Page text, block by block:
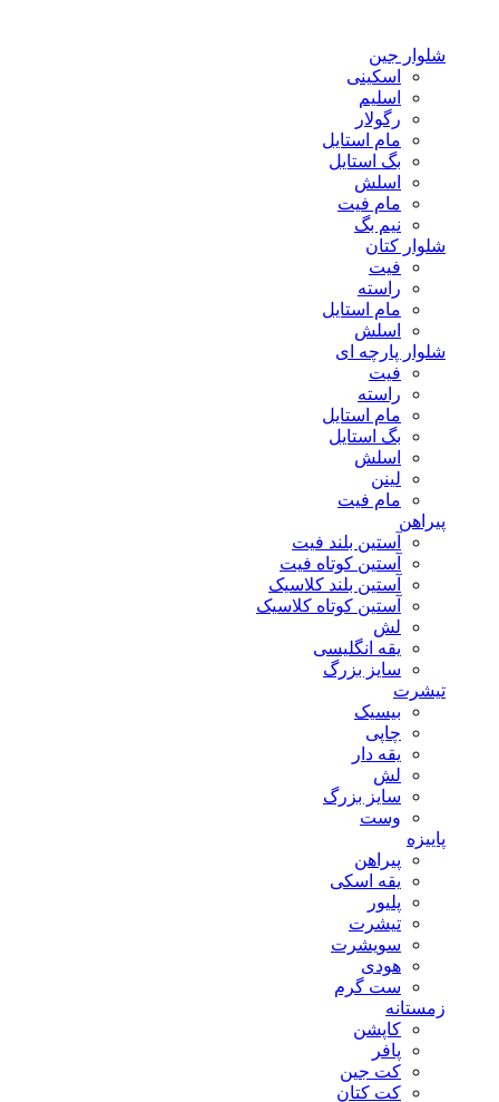
شلوار جین
اسکینی
اسلیم
رگولار
مام استایل
بگ استایل
اسلش
مام فیت
نیم بگ
شلوار کتان
فیت
راسته
مام استایل
اسلش
شلوار پارچه ای
فیت
راسته
مام استایل
بگ استایل
اسلش
لینن
مام فیت
پیراهن
آستین بلند فیت
آستین کوتاه فیت
آستین بلند کلاسیک
آستین کوتاه کلاسیک
لش
یقه انگلیسی
سایز بزرگ
تیشرت
بیسیک
چاپی
یقه دار
لش
سایز بزرگ
وست
پاییزه
پیراهن
یقه اسکی
پلیور
تیشرت
سویشرت
هودی
ست گرم
زمستانه
کاپشن
پافر
کت جین
کت کتان